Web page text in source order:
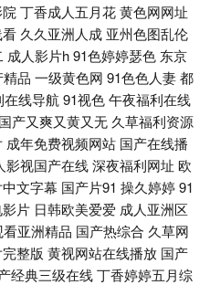
理论影院 91污污网站视频 超碰情趣
欧美Aⅴ 午夜久草资源站 91偷拍字
操97 午夜成人福利导航 97在线视
碰毛片 久久导航色色 人人插91 午
色五月婷婷 久久大伊人 最新色片
日逼精品 亚洲丝袜性爱 AV瑟瑟瑟
丁香成人五月花黄色网网址
久久亚洲人成 亚州色图乱伦
成人影片h91色婷婷瑟色 东京
品 一级黄色网 91色色人妻都
线导航 91视色午夜福利在线
国产又爽又黄又无 久草福利资源
成年免费视频网站 国产在线播
影视国产在线深夜福利网址 欧
文字幕 国产片91 操久婷婷91
片 日韩欧美爱爱 成人亚洲区
亚洲精品 国产热综合 久草网
整版 黄视网站在线播放 国产
经典三级在线丁香婷婷五月综